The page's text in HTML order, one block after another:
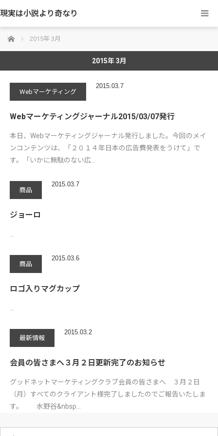
現実は小説より奇なり
ホーム 2015年 3月
2015年 3月
Webマーケティング
2015.03.7
Webマーケティングジャーナル2015/03/07発行
本日、Webマーケティングジャーナル発行しました。今回のメイ
ンコンテンツは、「２０１４年日本の広告費発表をうけて」で
す。「いかに無駄のない広…
商品
2015.03.7
ジョーロ
商品
2015.03.6
ロゴ入りマグカップ
最新情報
2015.03.2
会員の皆さまへ３月２日更新完了のお知らせ
グッドネットマーケティングクラブ会員の皆さまへ ３月２日
（月）すべてのクライアント様完了しましたのでご報告いたしま
す。 水野谷&nbsp…